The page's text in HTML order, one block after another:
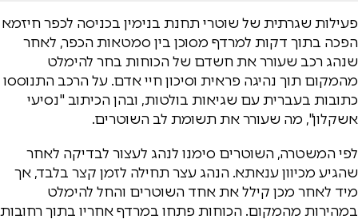
פעילות שגרתית של שוטרי תחנת בנימין בכניסה לכפר חיזמא
הפכה בתוך דקות למרדף מסוכן בין סמטאות הכפר, לאחר
שנהג רכב שעורר את חשדם של הכוחות בחר להימלט
מהמקום תוך נהיגה פראית וסיכון חיי אדם. על הרכב התנוססו
כתובות בעברית עם שגיאות בולטות, ובהן הכיתוב "נסיעי
אשקלון", מה שעורר את תשומת לב השוטרים.
לפי המשטרה, השוטרים סימנו לנהג לעצור לבדיקה לאחר
שהגיע מכיוון ענאתא. הנהג עצר תחילה לזמן קצר בלבד, אך
מיד לאחר מכן קילל את אחד השוטרים והחל להימלט
במהירות מהמקום. הכוחות פתחו במרדף אחריו בתוך רחובות